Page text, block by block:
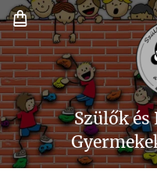
Szülők és